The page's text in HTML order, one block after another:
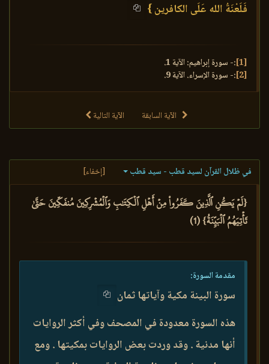
فَلَعْنَةُ الله عَلَى الكافرين }
[1] :- سورة إبراهيم: الآية 1.
[2] :- سورة الإسراء. الآية 9.
الآية السابقة الآية التالية
في ظلال القرآن لسيد قطب - سيد قطب [إخفاء]
{لَمۡ يَكُنِ ٱلَّذِينَ كَفَرُواْ مِنۡ أَهۡلِ ٱلۡكِتَٰبِ وَٱلۡمُشۡرِكِينَ مُنفَكِّينَ حَتَّىٰ
تَأۡتِيَهُمُ ٱلۡبَيِّنَةُ} (1)
مقدمة السورة:
سورة البينة مكية وآياتها ثمان
هذه السورة معدودة في المصحف وفي أكثر الروايات
أنها مدنية . وقد وردت بعض الروايات بمكيتها . ومع